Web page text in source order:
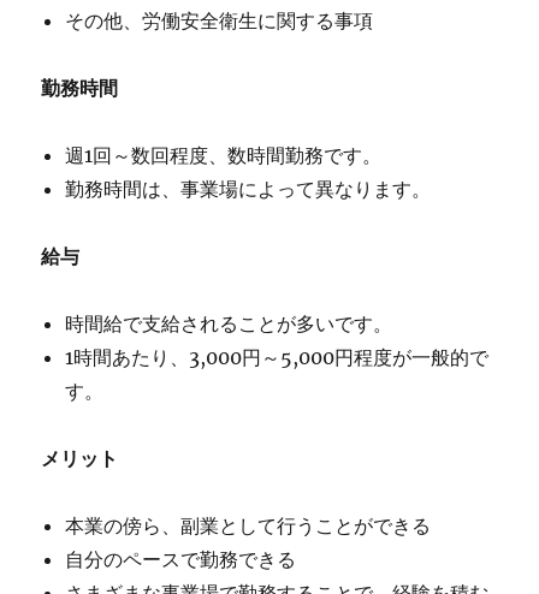
その他、労働安全衛生に関する事項
勤務時間
週1回～数回程度、数時間勤務です。
勤務時間は、事業場によって異なります。
給与
時間給で支給されることが多いです。
1時間あたり、3,000円～5,000円程度が一般的で
す。
メリット
本業の傍ら、副業として行うことができる
自分のペースで勤務できる